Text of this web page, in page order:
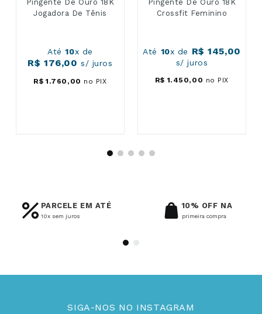
Pingente De Ouro 18K
Jogadora De Tênis
Até10x de
R$ 176,00 s/ juros
R$ 1 .760 , 00 no PIX
Pingente De Ouro 18K
Crossfit Feminino
Até 10x de R$ 145,00
s/ juros
R$ 1. 450, 00 no PIX
PARCELE EM ATÉ
10x sem juros
10% OFF NA
primeira compra
SIGA-NOS NO INSTAGRAM